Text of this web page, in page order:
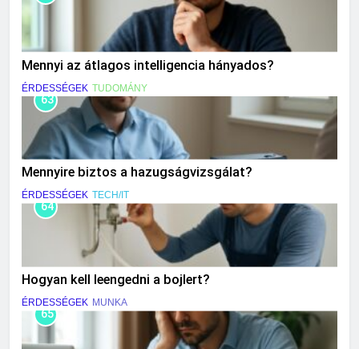
Mennyi az átlagos intelligencia hányados?
ÉRDESSÉGEK TUDOMÁNY
63
Mennyire biztos a hazugságvizsgálat?
ÉRDESSÉGEK TECH/IT
64
Hogyan kell leengedni a bojlert?
ÉRDESSÉGEK MUNKA
65